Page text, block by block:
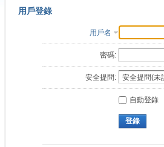
用戶登錄
用戶名
密碼:
安全提問:
自動登錄
登錄